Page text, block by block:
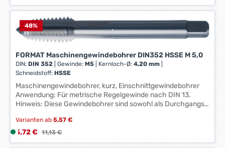
e
k
a
g
e
*
*
i
f
e
z
e
t
:
-
3
W
48%
FORMAT Maschinengewindebohrer DIN352 HSSE M 5,0
DIN:DIN 352 Gewinde:M5 Kernloch-Ø:4,20 mm
Schneidstoff:HSSE
Maschinengewindebohrer, kurz, Einschnittgewindebohrer
Anwendung: Für metrische Regelgewinde nach DIN 13.
Hinweis: Diese Gewindebohrer sind sowohl als Durchgangs-
Gewindebohrer (nur Fertigschneider) einsetzbar. Hersteller:
Einkaufsbüro Deutscher Eisenhändler GmbH, EDE Platz 1,
Varianten ab 5,57 €
Verkaufspreis:
L
i
5,72 € Regulärer Preis:
11,13 €